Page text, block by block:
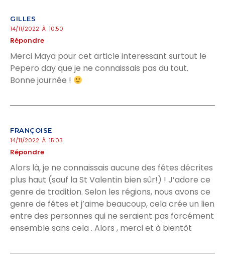
GILLES
14/11/2022 À 10:50
Répondre
Merci Maya pour cet article interessant surtout le
Pepero day que je ne connaissais pas du tout.
Bonne journée !
FRANÇOISE
14/11/2022 À 15:03
Répondre
Alors là, je ne connaissais aucune des fêtes décrites
plus haut (sauf la St Valentin bien sûr!) ! J’adore ce
genre de tradition. Selon les régions, nous avons ce
genre de fêtes et j’aime beaucoup, cela crée un lien
entre des personnes qui ne seraient pas forcément
ensemble sans cela . Alors , merci et à bientôt